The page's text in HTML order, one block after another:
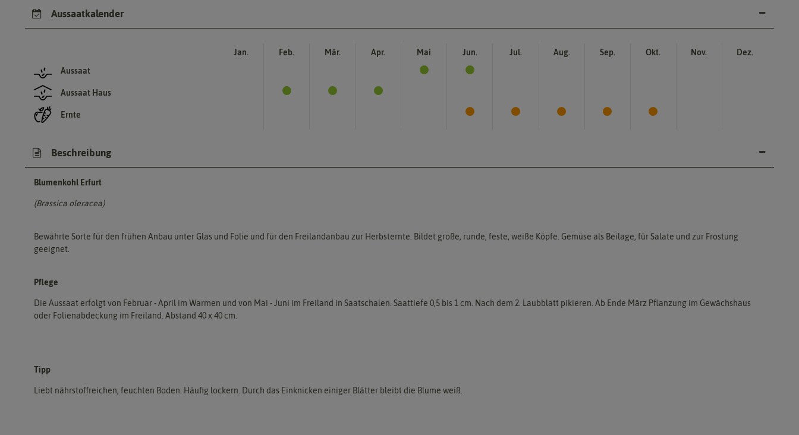
Aussaatkalender
Aussaat
Aussaat Haus
Ernte
Jan. Feb. Mär. Apr. Mai Jun. Jul. Aug. Sep. Okt. Nov. Dez.
Beschreibung
Blumenkohl Erfurt
(Brassica oleracea)
Bewährte Sorte für den frühen Anbau unter Glas und Folie und für den Freilandanbau zur Herbsternte. Bildet große, runde, feste, weiße Köpfe. Gemüse als Beilage, für Salate und zur Frostung
geeignet.
Pflege
Die Aussaat erfolgt von Februar - April im Warmen und von Mai - Juni im Freiland in Saatschalen. Saattiefe 0,5 bis 1 cm. Nach dem 2. Laubblatt pikieren. Ab Ende März Pflanzung im Gewächshaus
oder Folienabdeckung im Freiland. Abstand 40 x 40 cm.
Tipp
Liebt nährstoffreichen, feuchten Boden. Häufig lockern. Durch das Einknicken einiger Blätter bleibt die Blume weiß.